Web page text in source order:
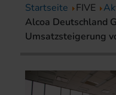
Startseite FIVE
Alcoa Deutschland
Umsatzsteigerung